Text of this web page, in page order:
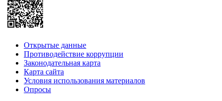
Открытые данные
Противодействие коррупции
Законодательная карта
Карта сайта
Условия использования материалов
Опросы